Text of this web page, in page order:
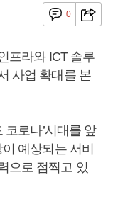
0
프라와 ICT 솔루
사업 확대를 본
코로나’시대를 앞
예상되는 서비
으로 점찍고 있